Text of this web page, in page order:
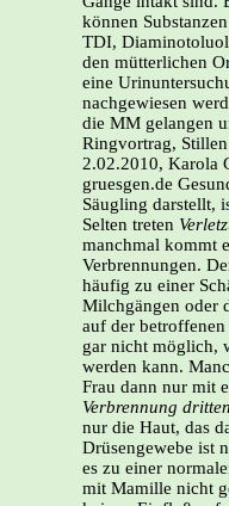
können
TDI,
den mütterlichen
eine
nachgewiesen
die MM gelangen
Ringvortrag,
2.02.2010, Karola
gruesgen.de
Säugling darstellt,
Selten treten
manchmal kommt
Verbrennungen.
häufig zu einer
Milchgängen oder
auf der
gar nicht möglich,
werden kann.
Frau dann nur mit
Verbrennung
nur die Haut, das
Drüsengewebe ist
es zu einer
mit Mamille nicht